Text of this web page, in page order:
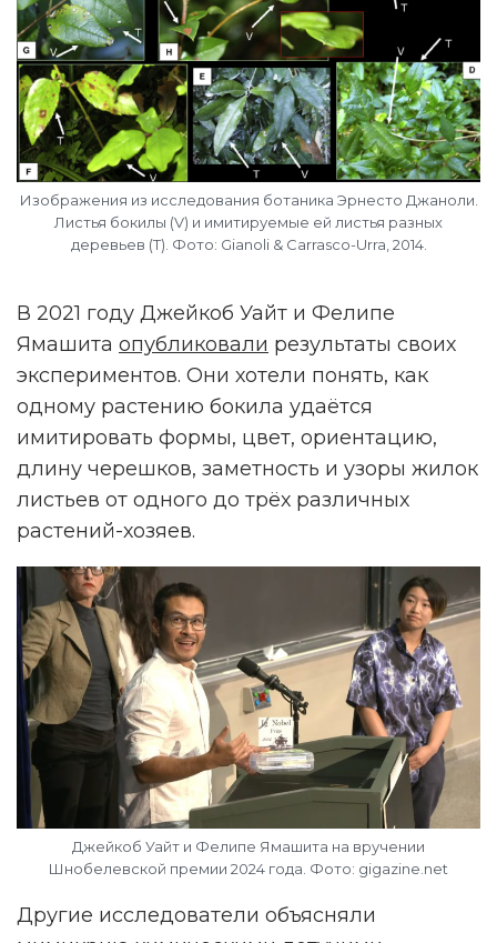
Изображения из исследования ботаника Эрнесто Джаноли.
Листья бокилы (V) и имитируемые ей листья разных
деревьев (Т). Фото: Gianoli & Carrasco-Urra, 2014.
В 2021 году Джейкоб Уайт и Фелипе
Ямашита опубликовали результаты своих
экспериментов. Они хотели понять, как
одному растению бокила удаётся
имитировать формы, цвет, ориентацию,
длину черешков, заметность и узоры жилок
листьев от одного до трёх различных
растений-хозяев.
Джейкоб Уайт и Фелипе Ямашита на вручении
Шнобелевской премии 2024 года. Фото: gigazine.net
Другие исследователи объясняли